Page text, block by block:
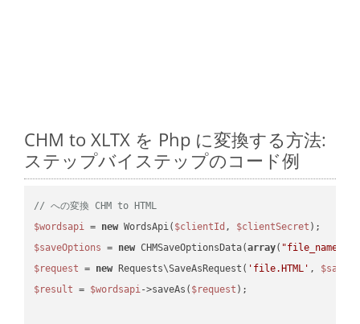
CHM to XLTX を Php に変換する方法:
ステップバイステップのコード例
// への変換 CHM to HTML
$wordsapi = new WordsApi( $clientId , $clientSecret
$saveOptions = new CHMSaveOptionsData(array( "file_name"
$request = new Requests\SaveAsRequest( 'file.HTML' ,
$result = $wordsapi->saveAs( $request );